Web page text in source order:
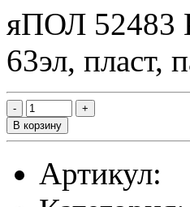
яПОЛ 52483
63эл, пласт,
В корзину
Артикул: